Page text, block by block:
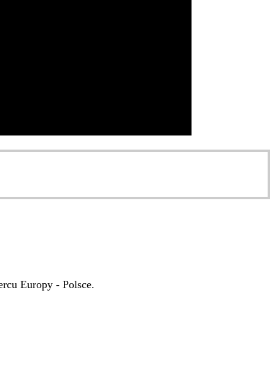
Europy - Polsce.